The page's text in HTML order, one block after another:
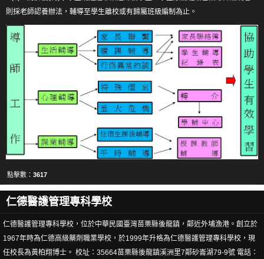
每日-學生病假回報表
每日班級出缺席人數回報
住宿中心
課指組人員職掌
課指組表格下載
課指組規章
學生事務與輔導經費專區
獎助學相關連結
社團活動剪影
則採老師認養辦法，輔導至學生離校或有歸屬班級編制為止。
點擊數： 3617
仁德醫護管理專科學校
仁德醫護管理專科學校，位於中華民國臺灣苗栗縣後龍鎮，鄰近外埔漁港。創立於
1967年時為仁德高級藥劑職業學校，於1999年升格為仁德醫護管理專科學校，現
任校長為黃柏翔博士。 校址：35664苗栗縣後龍鎮溪洲里7鄰砂崙湖79-9號 電話：